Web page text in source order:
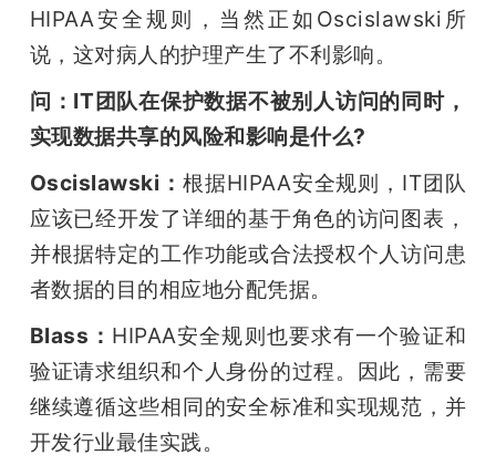
HIPAA安全规则，当然正如Oscislawski所
说，这对病人的护理产生了不利影响。
问：IT团队在保护数据不被别人访问的同时，
实现数据共享的风险和影响是什么?
Oscislawski： 根据HIPAA安全规则，IT团队
应该已经开发了详细的基于角色的访问图表，
并根据特定的工作功能或合法授权个人访问患
者数据的目的相应地分配凭据。
Blass： HIPAA安全规则也要求有一个验证和
验证请求组织和个人身份的过程。因此，需要
继续遵循这些相同的安全标准和实现规范，并
开发行业最佳实践。